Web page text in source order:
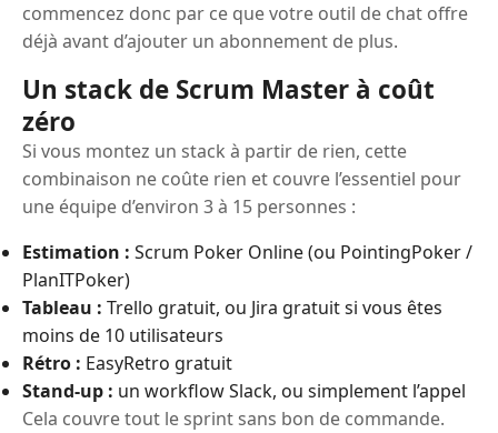
commencez donc par ce que votre outil de chat offre
déjà avant d’ajouter un abonnement de plus.
Un stack de Scrum Master à coût
zéro
Si vous montez un stack à partir de rien, cette
combinaison ne coûte rien et couvre l’essentiel pour
une équipe d’environ 3 à 15 personnes :
Estimation : Scrum Poker Online (ou PointingPoker /
PlanITPoker)
Tableau : Trello gratuit, ou Jira gratuit si vous êtes
moins de 10 utilisateurs
Rétro : EasyRetro gratuit
Stand-up : un workflow Slack, ou simplement l’appel
Cela couvre tout le sprint sans bon de commande.